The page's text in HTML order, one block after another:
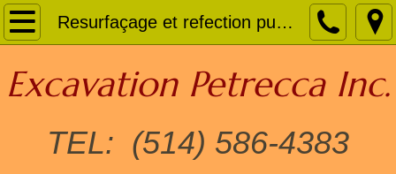
Resurfaçage et refection puits d'accès
Home
NOUVEAUTÉS POUR 2017 !
Contact
Excavation Petrecca Inc.
TEL: (514) 586-4383